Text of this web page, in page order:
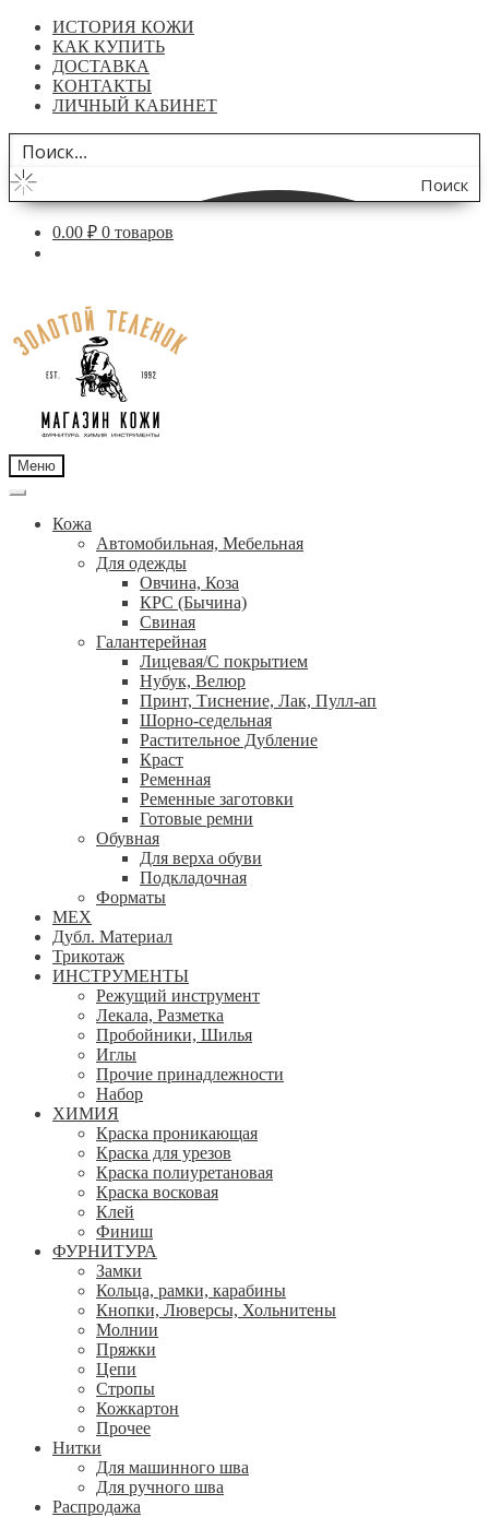
ИСТОРИЯ КОЖИ
КАК КУПИТЬ
ДОСТАВКА
КОНТАКТЫ
ЛИЧНЫЙ КАБИНЕТ
Поиск
по
0.00 ₽ 0 товаров
навигации
содержимому
Меню
Кожа
Автомобильная, Мебельная
Для одежды
Овчина, Коза
КРС (Бычина)
Свиная
Галантерейная
Лицевая/С покрытием
Нубук, Велюр
Принт, Тиснение, Лак, Пулл-ап
Шорно-седельная
Растительное Дубление
Краст
Ременная
Ременные заготовки
Готовые ремни
Обувная
Для верха обуви
Подкладочная
Форматы
МЕХ
Дубл. Материал
Трикотаж
ИНСТРУМЕНТЫ
Режущий инструмент
Лекала, Разметка
Пробойники, Шилья
Иглы
Прочие принадлежности
Набор
ХИМИЯ
Краска проникающая
Краска для урезов
Краска полиуретановая
Краска восковая
Клей
Финиш
ФУРНИТУРА
Замки
Кольца, рамки, карабины
Кнопки, Люверсы, Хольнитены
Молнии
Пряжки
Цепи
Стропы
Кожкартон
Прочее
Нитки
Для машинного шва
Для ручного шва
Распродажа